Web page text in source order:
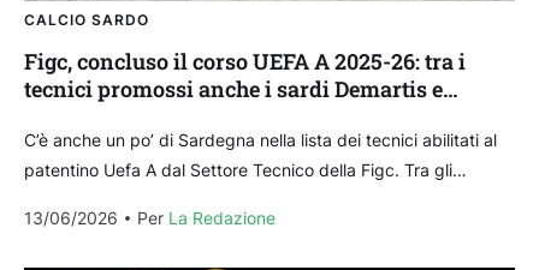
CALCIO SARDO
Figc, concluso il corso UEFA A 2025-26: tra i
tecnici promossi anche i sardi Demartis e
C’è anche un po’ di Sardegna nella lista dei tecnici abilitati al
patentino Uefa A dal Settore Tecnico della Figc. Tra gli
13/06/2026
Per La Redazione